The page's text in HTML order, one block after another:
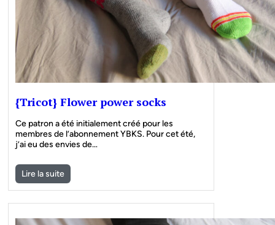
{Tricot} Flower power socks
Ce patron a été initialement créé pour les
membres de l’abonnement YBKS. Pour cet été,
j’ai eu des envies de…
Lire la suite